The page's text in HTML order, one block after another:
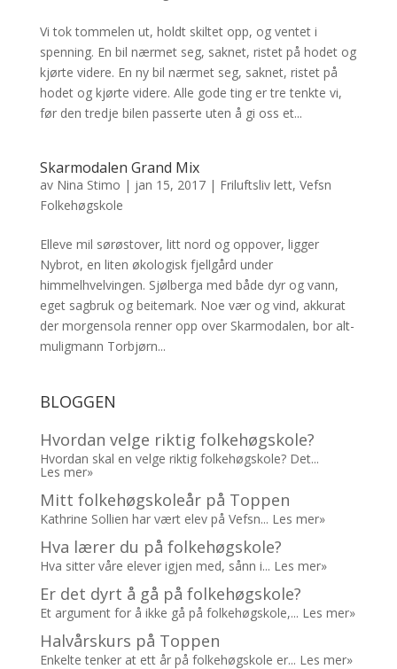
Vi tok tommelen ut, holdt skiltet opp, og ventet i
spenning. En bil nærmet seg, saknet, ristet på hodet og
kjørte videre. En ny bil nærmet seg, saknet, ristet på
hodet og kjørte videre. Alle gode ting er tre tenkte vi,
før den tredje bilen passerte uten å gi oss et...
Skarmodalen Grand Mix
av Nina Stimo | jan 15, 2017| Friluftsliv lett, Vefsn
Folkehøgskole
Elleve mil sørøstover, litt nord og oppover, ligger
Nybrot, en liten økologisk fjellgård under
himmelhvelvingen. Sjølberga med både dyr og vann,
eget sagbruk og beitemark. Noe vær og vind, akkurat
der morgensola renner opp over Skarmodalen, bor alt-
muligmann Torbjørn...
BLOGGEN
Hvordan velge riktig folkehøgskole?
Hvordan skal en velge riktig folkehøgskole? Det...
Les mer»
Mitt folkehøgskoleår på Toppen
Kathrine Sollien har vært elev på Vefsn... Les mer»
Hva lærer du på folkehøgskole?
Hva sitter våre elever igjen med, sånn i... Les mer»
Er det dyrt å gå på folkehøgskole?
Et argument for å ikke gå på folkehøgskole,... Les mer»
Halvårskurs på Toppen
Enkelte tenker at ett år på folkehøgskole er... Les mer»